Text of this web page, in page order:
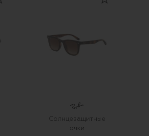
Солнцезащитные
очки